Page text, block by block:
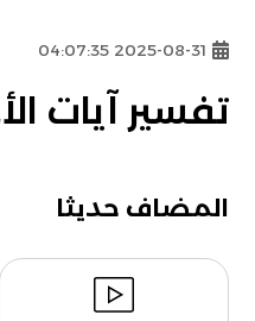
2025-08-31 04:07:35
تفسير آيات
المضاف حديثا